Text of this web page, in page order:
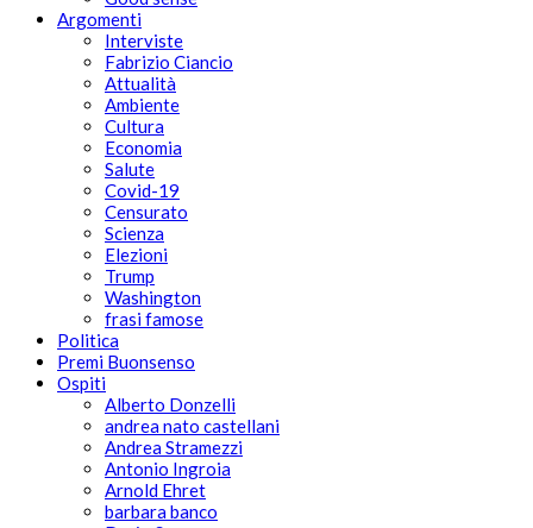
Argomenti
Interviste
Fabrizio Ciancio
Attualità
Ambiente
Cultura
Economia
Salute
Covid-19
Censurato
Scienza
Elezioni
Trump
Washington
frasi famose
Politica
Premi Buonsenso
Ospiti
Alberto Donzelli
andrea nato castellani
Andrea Stramezzi
Antonio Ingroia
Arnold Ehret
barbara banco